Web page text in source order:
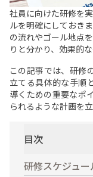
ソフトウェア・オプ
サービス・ソリュー
標準サービス
キッティング
社員に向けた研修を
ルを明確にしておき
の流れやゴール地点
りと分かり、効果的
この記事では、研修
立てる具体的な手順
導くための重要なポ
られるような計画を立
目次
研修スケジュ